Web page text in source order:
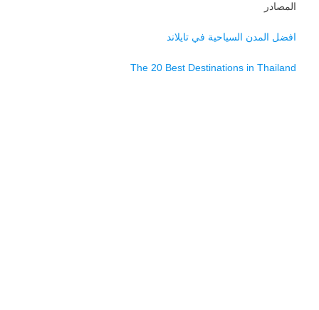
المصادر
افضل المدن السياحية في تايلاند
The 20 Best Destinations in Thailand